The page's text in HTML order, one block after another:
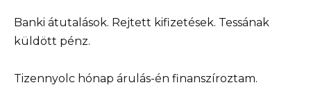
Banki átutalások. Rejtett kifizetések. Tessának
küldött pénz.
Tizennyolc hónap árulás-én finanszíroztam.